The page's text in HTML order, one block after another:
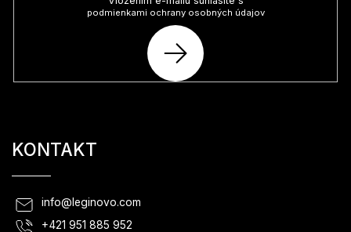
podmienkami ochrany osobných údajov
PRIHLÁSIŤ
SA
KONTAKT
info@ leginovo.com
+421 951 885 952